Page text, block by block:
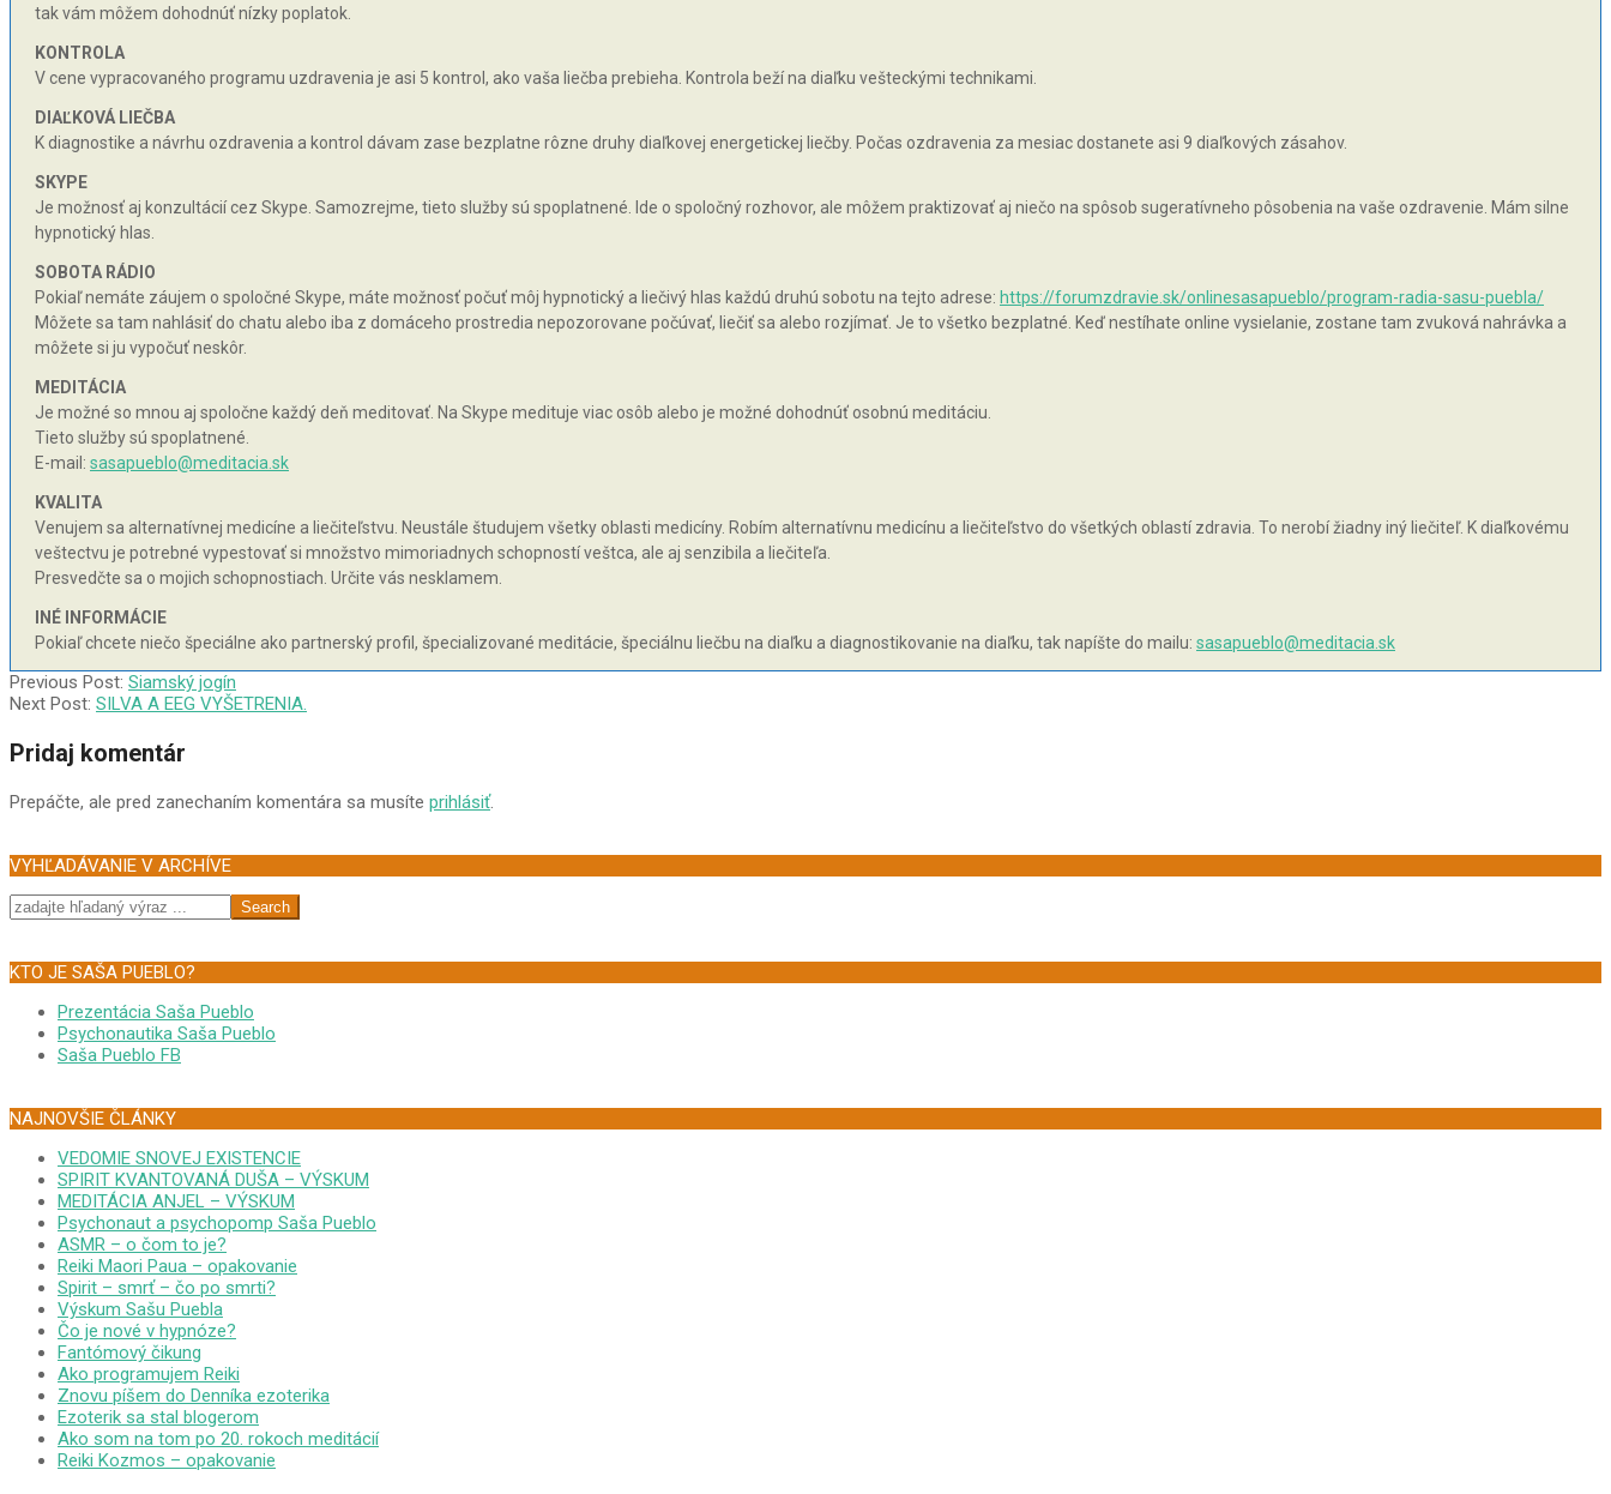
tak vám môžem dohodnúť nízky poplatok.
KONTROLA
V cene vypracovaného programu uzdravenia je asi 5 kontrol, ako vaša liečba prebieha. Kontrola beží na diaľku vešteckými technikami.
DIAĽKOVÁ LIEČBA
K diagnostike a návrhu ozdravenia a kontrol dávam zase bezplatne rôzne druhy diaľkovej energetickej liečby. Počas ozdravenia za mesiac dostanete asi 9 diaľkových zásahov.
SKYPE
Je možnosť aj konzultácií cez Skype. Samozrejme, tieto služby sú spoplatnené. Ide o spoločný rozhovor, ale môžem praktizovať aj niečo na spôsob sugeratívneho pôsobenia na vaše ozdravenie. Mám silne
hypnotický hlas.
SOBOTA RÁDIO
Pokiaľ nemáte záujem o spoločné Skype, máte možnosť počuť môj hypnotický a liečivý hlas každú druhú sobotu na tejto adrese: https://forumzdravie.sk/onlinesasapueblo/program-radia-sasu-puebla/
Môžete sa tam nahlásiť do chatu alebo iba z domáceho prostredia nepozorovane počúvať, liečiť sa alebo rozjímať. Je to všetko bezplatné. Keď nestíhate online vysielanie, zostane tam zvuková nahrávka a
môžete si ju vypočuť neskôr.
MEDITÁCIA
Je možné so mnou aj spoločne každý deň meditovať. Na Skype medituje viac osôb alebo je možné dohodnúť osobnú meditáciu.
Tieto služby sú spoplatnené.
E-mail: sasapueblo@meditacia.sk
KVALITA
Venujem sa alternatívnej medicíne a liečiteľstvu. Neustále študujem všetky oblasti medicíny. Robím alternatívnu medicínu a liečiteľstvo do všetkých oblastí zdravia. To nerobí žiadny iný liečiteľ. K diaľkovému
veštectvu je potrebné vypestovať si množstvo mimoriadnych schopností veštca, ale aj senzibila a liečiteľa.
Presvedčte sa o mojich schopnostiach. Určite vás nesklamem.
INÉ INFORMÁCIE
Pokiaľ chcete niečo špeciálne ako partnerský profil, špecializované meditácie, špeciálnu liečbu na diaľku a diagnostikovanie na diaľku, tak napíšte do mailu: sasapueblo@meditacia.sk
2003-
09-
Previous Post: Siamský jogín
Next Post: SILVA A EEG VYŠETRENIA.
Pridaj komentár
Prepáčte, ale pred zanechaním komentára sa musíte prihlásiť.
VYHĽADÁVANIE V ARCHÍVE
Search
KTO JE SAŠA PUEBLO?
Prezentácia Saša Pueblo
Psychonautika Saša Pueblo
Saša Pueblo FB
NAJNOVŠIE ČLÁNKY
VEDOMIE SNOVEJ EXISTENCIE
SPIRIT KVANTOVANÁ DUŠA – VÝSKUM
MEDITÁCIA ANJEL – VÝSKUM
Psychonaut a psychopomp Saša Pueblo
ASMR – o čom to je?
Reiki Maori Paua – opakovanie
Spirit – smrť – čo po smrti?
Výskum Sašu Puebla
Čo je nové v hypnóze?
Fantómový čikung
Ako programujem Reiki
Znovu píšem do Denníka ezoterika
Ezoterik sa stal blogerom
Ako som na tom po 20. rokoch meditácií
Reiki Kozmos – opakovanie